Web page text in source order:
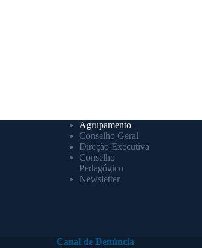
Agrupamento
Conselho Geral
Direção Executiva
Conselho
Pedagógico
Newsletter
Canal de Denúncia